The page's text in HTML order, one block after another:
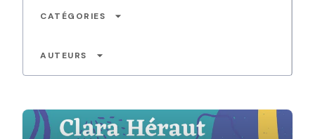
CATÉGORIES arrow_drop_down
AUTEURS arrow_drop_down